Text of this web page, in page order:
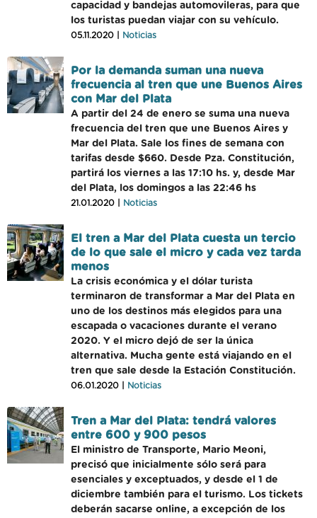
capacidad y bandejas automovileras, para que
los turistas puedan viajar con su vehículo.
05.11.2020 | Noticias
Por la demanda suman una nueva
frecuencia al tren que une Buenos Aires
con Mar del Plata
A partir del 24 de enero se suma una nueva
frecuencia del tren que une Buenos Aires y
Mar del Plata. Sale los fines de semana con
tarifas desde $660. Desde Pza. Constitución,
partirá los viernes a las 17:10 hs. y, desde Mar
del Plata, los domingos a las 22:46 hs
21.01.2020 | Noticias
El tren a Mar del Plata cuesta un tercio
de lo que sale el micro y cada vez tarda
menos
La crisis económica y el dólar turista
terminaron de transformar a Mar del Plata en
uno de los destinos más elegidos para una
escapada o vacaciones durante el verano
2020. Y el micro dejó de ser la única
alternativa. Mucha gente está viajando en el
tren que sale desde la Estación Constitución.
06.01.2020 | Noticias
Tren a Mar del Plata: tendrá valores
entre 600 y 900 pesos
El ministro de Transporte, Mario Meoni,
precisó que inicialmente sólo será para
esenciales y exceptuados, y desde el 1 de
diciembre también para el turismo. Los tickets
deberán sacarse online, a excepción de los